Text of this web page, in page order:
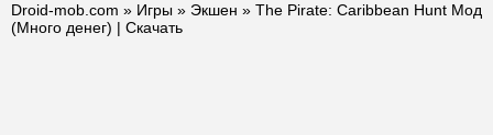
Droid-mob.com » Игры » Экшен » The Pirate: Caribbean Hunt Мод
(Много денег) | Скачать